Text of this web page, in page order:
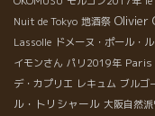
Nuit de Tokyo 地酒祭 Olivier
Lassolle ドメーヌ・ポール・
イモンさん パリ2019年 Paris
デ・カプリエ レキュム ブルゴ
ル・トリシャール 大阪自然